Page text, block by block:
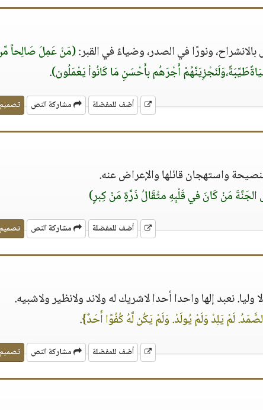
بالانشراح، ونورًا في الصدر، وضياءً في القبر:(مَنْ عَمِلَ صَالِحاً
أَجْرَهُم بأَحْسَنِ مَا كَانُواْ يَعْمَلُون).
أضف للمفضلة مشاركة النص
واستهجان قائلها والإعراض عنه.
الجَنَّةَ مَنْ كَانَ في قَلْبِهِ مثْقَالُ ذَرَّةٍ مَنْ كِبرٍ)
أضف للمفضلة مشاركة النص
وليا. نعبد إلها واحدا أحدا لاشريك له ولاند ولانظير ولاشبيه.
لَمْ يَلِدْ وَلَمْ يُولَدْ. وَلَمْ يَكُن لَّهُ كُفُوًا أَحَدٌ}.
أضف للمفضلة مشاركة النص